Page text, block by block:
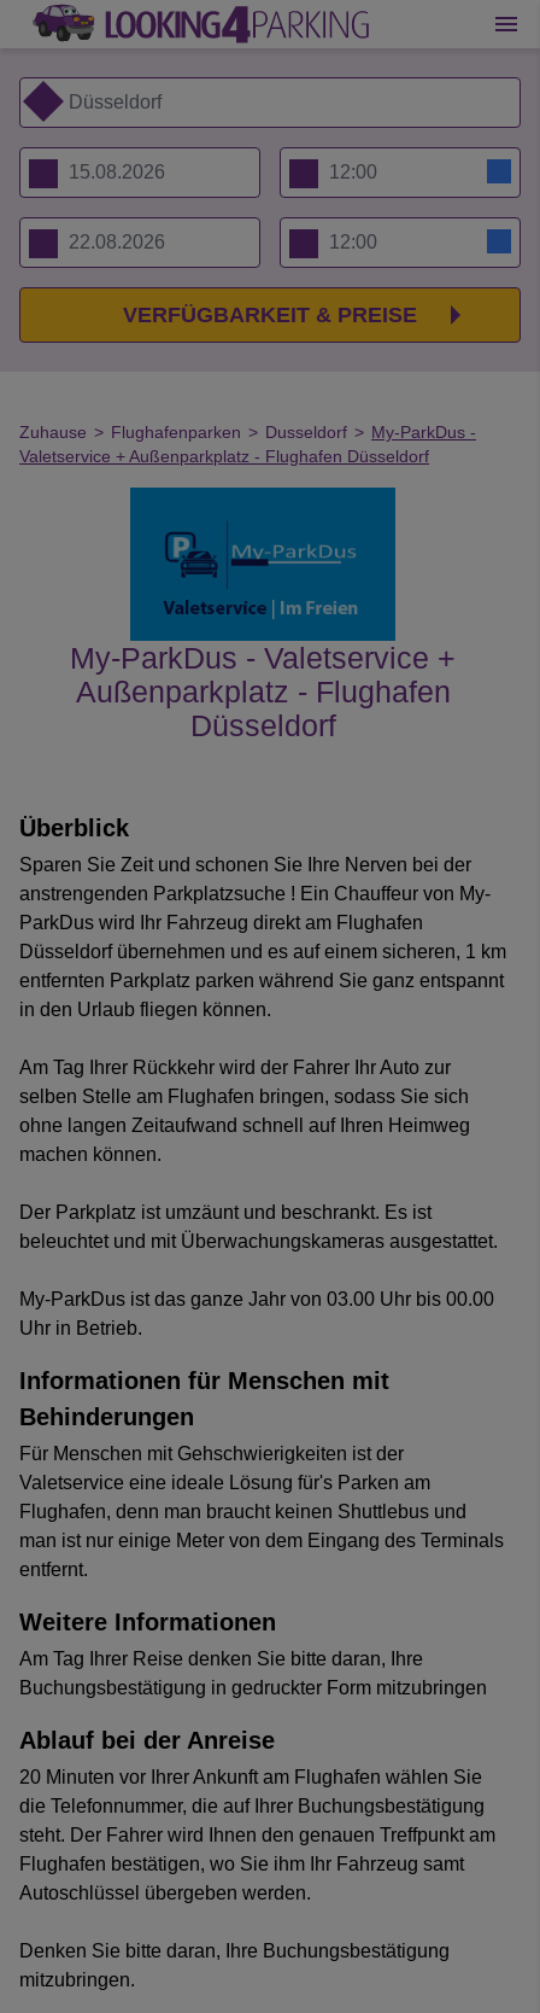
Zuhause > Flughafenparken > Dusseldorf > My-ParkDus -
Valetservice + Außenparkplatz - Flughafen Düsseldorf
My-ParkDus - Valetservice +
Außenparkplatz - Flughafen
Düsseldorf
Überblick
Sparen Sie Zeit und schonen Sie Ihre Nerven bei der
anstrengenden Parkplatzsuche ! Ein Chauffeur von My-
ParkDus wird Ihr Fahrzeug direkt am Flughafen
Düsseldorf übernehmen und es auf einem sicheren, 1 km
entfernten Parkplatz parken während Sie ganz entspannt
in den Urlaub fliegen können.
Am Tag Ihrer Rückkehr wird der Fahrer Ihr Auto zur
selben Stelle am Flughafen bringen, sodass Sie sich
ohne langen Zeitaufwand schnell auf Ihren Heimweg
machen können.
Der Parkplatz ist umzäunt und beschrankt. Es ist
beleuchtet und mit Überwachungskameras ausgestattet.
My-ParkDus ist das ganze Jahr von 03.00 Uhr bis 00.00
Uhr in Betrieb.
Informationen für Menschen mit
Behinderungen
Für Menschen mit Gehschwierigkeiten ist der
Valetservice eine ideale Lösung für's Parken am
Flughafen, denn man braucht keinen Shuttlebus und
man ist nur einige Meter von dem Eingang des Terminals
entfernt.
Weitere Informationen
Am Tag Ihrer Reise denken Sie bitte daran, Ihre
Buchungsbestätigung in gedruckter Form mitzubringen
Ablauf bei der Anreise
20 Minuten vor Ihrer Ankunft am Flughafen wählen Sie
die Telefonnummer, die auf Ihrer Buchungsbestätigung
steht. Der Fahrer wird Ihnen den genauen Treffpunkt am
Flughafen bestätigen, wo Sie ihm Ihr Fahrzeug samt
Autoschlüssel übergeben werden.
Denken Sie bitte daran, Ihre Buchungsbestätigung
mitzubringen.
VERFÜGBARKEIT & PREISE